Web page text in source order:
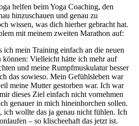
helfen beim Yoga Coaching, den
hinzuschauen und genau zu
wissen, was dich hierher gebracht hat.
mit meinem zweiten Marathon auf:
ich mein Training einfach an die neuen
können: Vielleicht hätte ich mehr auf
und meine Rumpfmuskulatur besser
das sowieso. Mein Gefühlsleben war
meine Mutter gestorben war. Ich war
dieses Ziel einfach nicht vornehmen
genauer in mich hineinhorchen sollen.
ich wollte das ja genau nicht fühlen. Ich
– so klischeehaft das jetzt ist.